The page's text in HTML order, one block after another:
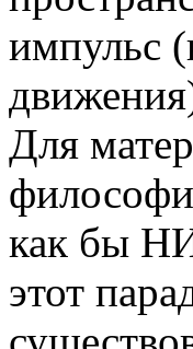
импульс
Для
как бы
этот